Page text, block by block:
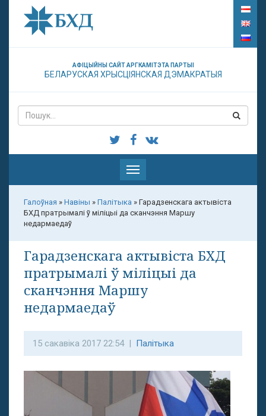
АФІЦЫЙНЫ САЙТ АРГКАМІТЭТА ПАРТЫІ
БЕЛАРУСКАЯ ХРЫСЦІЯНСКАЯ ДЭМАКРАТЫЯ
Паказаць
меню
Галоўная » Навіны » Палітыка » Гарадзенскага актывіста
БХД пратрымалі ў міліцыі да сканчэння Маршу
недармаедаў
Гарадзенскага актывіста БХД
пратрымалі ў міліцыі да
сканчэння Маршу
недармаедаў
15 сакавіка 2017 22:54 | Палітыка